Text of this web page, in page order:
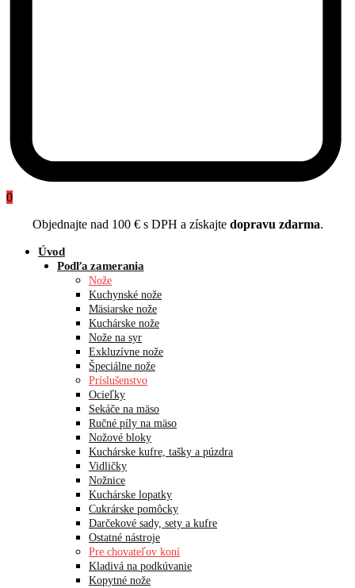
0
Objednajte nad 100 € s DPH a získajte dopravu zdarma.
Úvod
Podľa zamerania
Nože
Kuchynské nože
Mäsiarske nože
Kuchárske nože
Nože na syr
Exkluzívne nože
Špeciálne nože
Príslušenstvo
Ocieľky
Sekáče na mäso
Ručné píly na mäso
Nožové bloky
Kuchárske kufre, tašky a púzdra
Vidličky
Nožnice
Kuchárske lopatky
Cukrárske pomôcky
Darčekové sady, sety a kufre
Ostatné nástroje
Pre chovateľov koní
Kladivá na podkúvanie
Kopytné nože